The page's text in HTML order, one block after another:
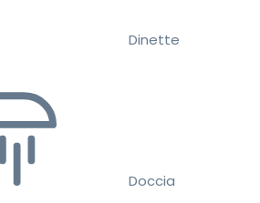
Dinette
Doccia